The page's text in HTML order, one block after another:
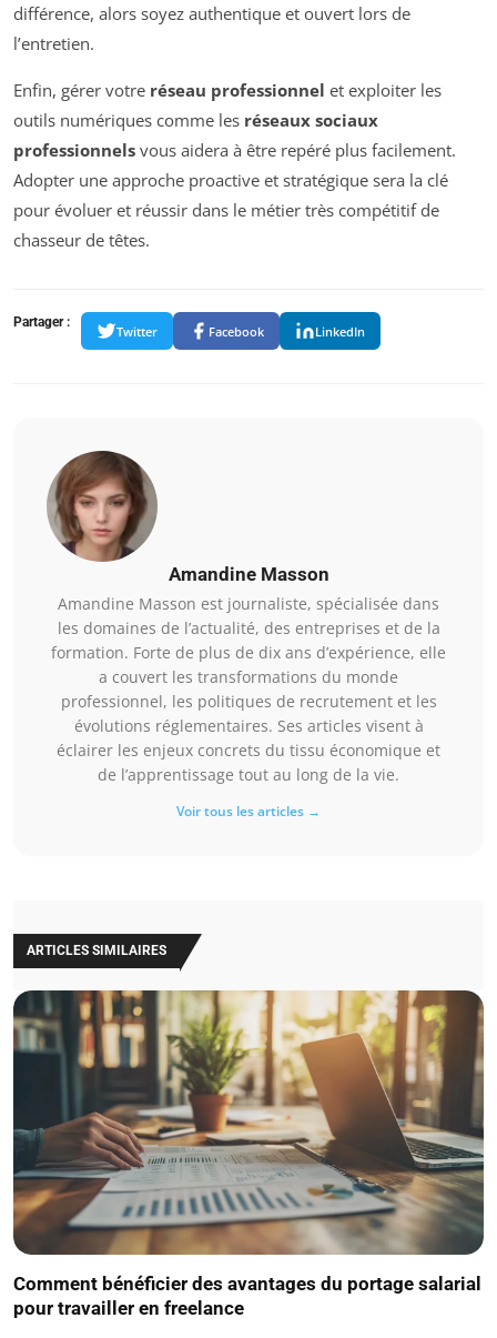
différence, alors soyez authentique et ouvert lors de
l’entretien.
Enfin, gérer votre réseau professionnel et exploiter les
outils numériques comme les réseaux sociaux
professionnels vous aidera à être repéré plus facilement.
Adopter une approche proactive et stratégique sera la clé
pour évoluer et réussir dans le métier très compétitif de
chasseur de têtes.
Partager :
Twitter Facebook LinkedIn
Amandine Masson
Amandine Masson est journaliste, spécialisée dans
les domaines de l’actualité, des entreprises et de la
formation. Forte de plus de dix ans d’expérience, elle
a couvert les transformations du monde
professionnel, les politiques de recrutement et les
évolutions réglementaires. Ses articles visent à
éclairer les enjeux concrets du tissu économique et
de l’apprentissage tout au long de la vie.
Voir tous les articles →
ARTICLES SIMILAIRES
Comment bénéficier des avantages du portage salarial
pour travailler en freelance